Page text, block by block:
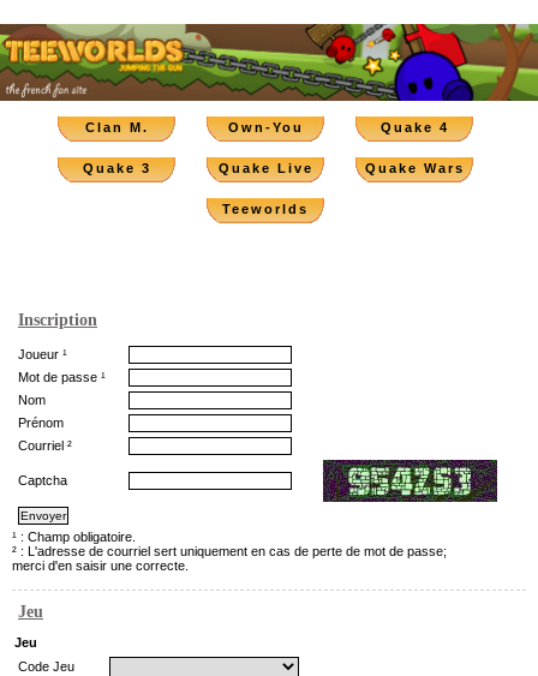
Clan M. Own-You Quake 4
Quake 3 Quake Live Quake Wars
Teeworlds
Inscription
Joueur ¹
Mot de passe ¹
Nom
Prénom
Courriel ²
Captcha
¹ : Champ obligatoire.
² : L'adresse de courriel sert uniquement en cas de perte de mot de passe;
merci d'en saisir une correcte.
Jeu
Jeu
Code Jeu